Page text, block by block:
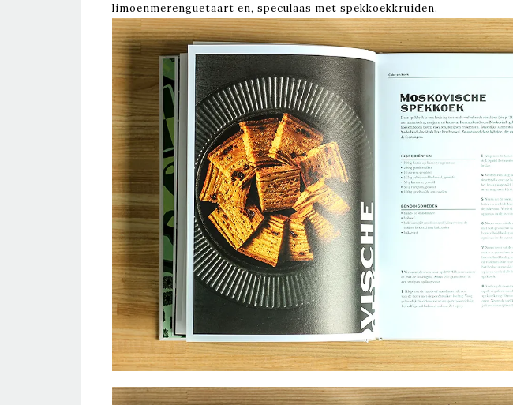
limoenmerenguetaart en, speculaas met spekkoekkruiden.